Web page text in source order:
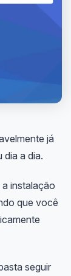
já
dia a dia.
instalação
que você
seguir